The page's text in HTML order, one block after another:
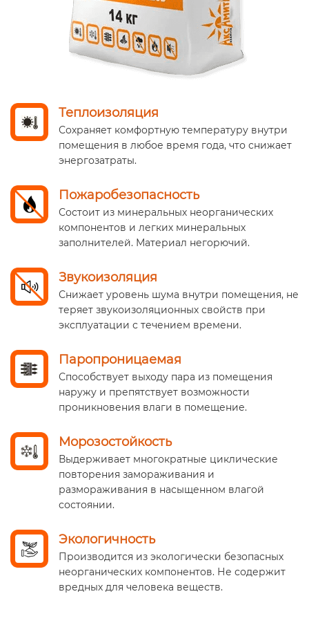
Теплоизоляция
Сохраняет комфортную температуру внутри
помещения в любое время года, что снижает
энергозатраты.
Пожаробезопасность
Состоит из минеральных неорганических
компонентов и легких минеральных
заполнителей. Материал негорючий.
Звукоизоляция
Снижает уровень шума внутри помещения, не
теряет звукоизоляционных свойств при
эксплуатации с течением времени.
Паропроницаемая
Способствует выходу пара из помещения
наружу и препятствует возможности
проникновения влаги в помещение.
Морозостойкость
Выдерживает многократные циклические
повторения замораживания и
размораживания в насыщенном влагой
состоянии.
Экологичность
Производится из экологически безопасных
неорганических компонентов. Не содержит
вредных для человека веществ.